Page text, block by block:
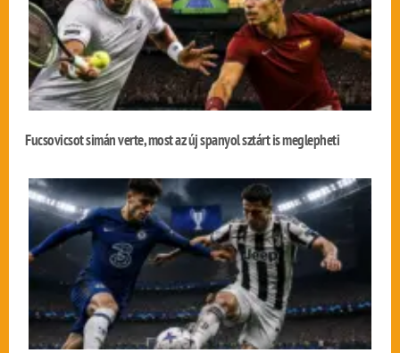
Fucsovicsot simán verte, most az új spanyol sztárt is meglepheti